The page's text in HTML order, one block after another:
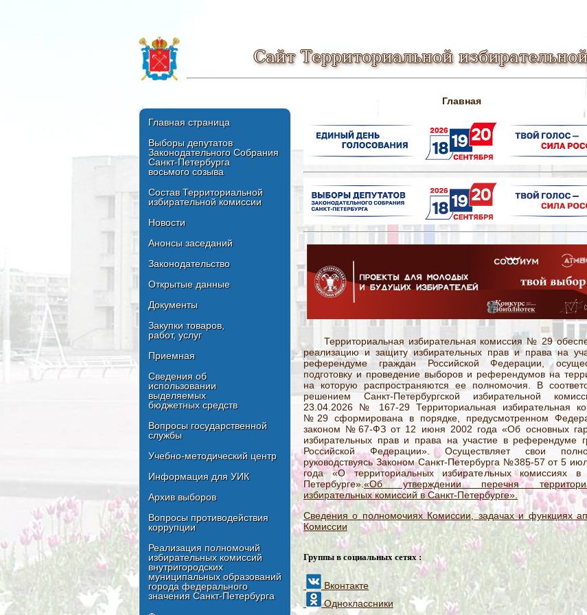
Сайт Территориальной
Главная страница
Выборы депутатов
Законодательного Собрания
Санкт-Петербурга
восьмого созыва
Состав Территориальной
избирательной комиссии
Новости
Анонсы заседаний
Законодательство
Открытые данные
Документы
Закупки товаров,
работ, услуг
Приемная
Сведения об
использовании
выделяемых
бюджетных средств
Вопросы государственной
службы
Учебно-методический центр
Информация для УИК
Архив выборов
Вопросы противодействия
коррупции
Реализация полномочий
избирательных комиссий
внутригородских
муниципальных образований
города федерального
значения Санкт-Петербурга
Главная
Территориальная избирательная комиссия № 29
реализацию и защиту избирательных прав и права на
референдуме граждан Российской Федерации,
подготовку и проведение выборов и референдумов на
на которую распространяются ее полномочия. В
решением Санкт-Петербургской избирательной
23.04.2026 № 167-29 Территориальная избирательная
№29 сформирована в порядке, предусмотренном
законом №67-ФЗ от 12 июня 2002 года «Об основных
избирательных прав и права на участие в референдуме
Российской Федерации». Осуществляет свои
руководствуясь Законом Санкт-Петербурга №385-57 от 5
года «О территориальных избирательных комиссиях в
Петербурге».«Об утверждении перечня
избирательных комиссий в Санкт-Петербурге».
Сведения о полномочиях Комиссии, задачах и функциях
Комиссии
Группы в социальных сетях :
Вконтакте
Одноклассники